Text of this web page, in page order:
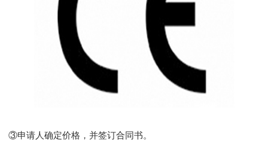
③申请人确定价格，并签订合同书。